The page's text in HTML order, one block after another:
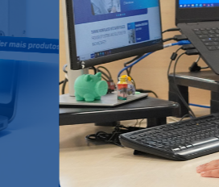
Registre-se agora!